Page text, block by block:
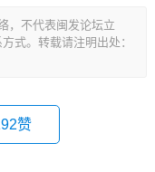
，不代表闽发论坛立
式。转载请注明出处：
赞